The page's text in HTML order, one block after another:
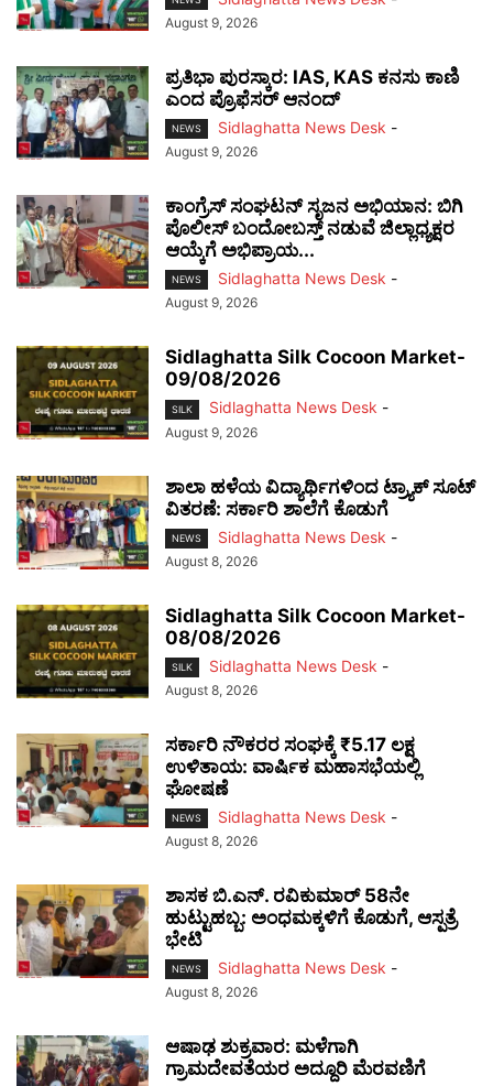
August 9, 2026
ಪ್ರತಿಭಾ ಪುರಸ್ಕಾರ: IAS, KAS ಕನಸು ಕಾಣಿ
ಎಂದ ಪ್ರೊಫೆಸರ್ ಆನಂದ್
NEWS Sidlaghatta News Desk -
August 9, 2026
ಕಾಂಗ್ರೆಸ್ ಸಂಘಟನ್ ಸೃಜನ ಅಭಿಯಾನ: ಬಿಗಿ
ಪೊಲೀಸ್ ಬಂದೋಬಸ್ತ್ ನಡುವೆ ಜಿಲ್ಲಾಧ್ಯಕ್ಷರ
ಆಯ್ಕೆಗೆ ಅಭಿಪ್ರಾಯ...
NEWS Sidlaghatta News Desk -
August 9, 2026
Sidlaghatta Silk Cocoon Market-
09/08/2026
SILK Sidlaghatta News Desk -
August 9, 2026
ಶಾಲಾ ಹಳೆಯ ವಿದ್ಯಾರ್ಥಿಗಳಿಂದ ಟ್ರ್ಯಾಕ್‌ ಸೂಟ್
ವಿತರಣೆ: ಸರ್ಕಾರಿ ಶಾಲೆಗೆ ಕೊಡುಗೆ
NEWS Sidlaghatta News Desk -
August 8, 2026
Sidlaghatta Silk Cocoon Market-
08/08/2026
SILK Sidlaghatta News Desk -
August 8, 2026
ಸರ್ಕಾರಿ ನೌಕರರ ಸಂಘಕ್ಕೆ ₹5.17 ಲಕ್ಷ
ಉಳಿತಾಯ: ವಾರ್ಷಿಕ ಮಹಾಸಭೆಯಲ್ಲಿ
ಘೋಷಣೆ
NEWS Sidlaghatta News Desk -
August 8, 2026
ಶಾಸಕ ಬಿ.ಎನ್. ರವಿಕುಮಾರ್ 58ನೇ
ಹುಟ್ಟುಹಬ್ಬ: ಅಂಧಮಕ್ಕಳಿಗೆ ಕೊಡುಗೆ, ಆಸ್ಪತ್ರೆ
ಭೇಟಿ
NEWS Sidlaghatta News Desk -
August 8, 2026
ಆಷಾಢ ಶುಕ್ರವಾರ: ಮಳೆಗಾಗಿ
ಗ್ರಾಮದೇವತೆಯರ ಅದ್ದೂರಿ ಮೆರವಣಿಗೆ